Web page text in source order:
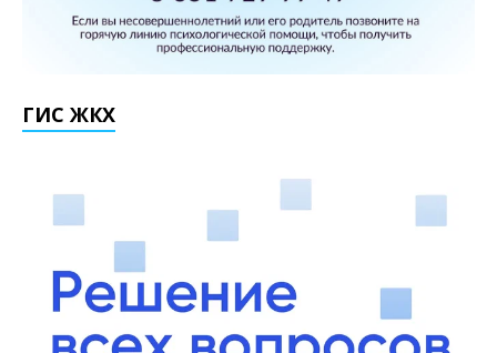
ГИС ЖКХ